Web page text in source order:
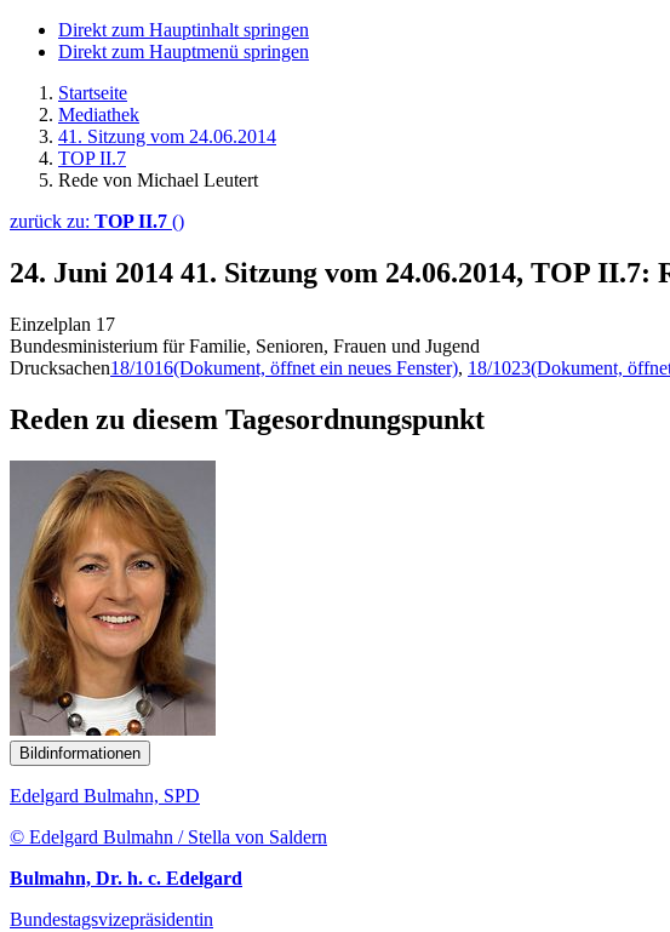
Direkt zum Hauptinhalt springen
Direkt zum Hauptmenü springen
Startseite
Mediathek
41. Sitzung vom 24.06.2014
TOP II.7
Rede von Michael Leutert
zurück zu: TOP II.7 ()
24. Juni 2014 41. Sitzung vom 24.06.2014, TOP
Einzelplan 17
Bundesministerium für Familie, Senioren, Frauen und Jugend
Drucksachen18/1016(Dokument, öffnet ein neues Fenster), 18/1023(Dokument,
Reden zu diesem Tagesordnungspunkt
Bildinformationen
Edelgard Bulmahn, SPD
© Edelgard Bulmahn / Stella von Saldern
Bulmahn, Dr. h. c. Edelgard
Bundestagsvizepräsidentin